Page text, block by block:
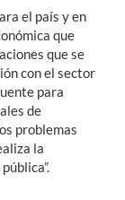
el país y en
que
que se
con el sector
para
de
problemas
la